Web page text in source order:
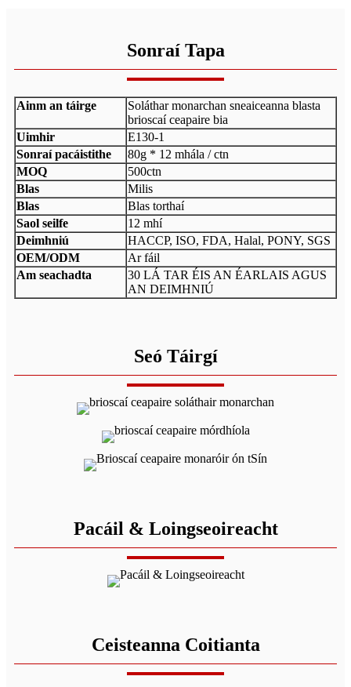
Sonraí Tapa
Ainm an táirge
Soláthar monarchan sneaiceanna blasta
brioscaí ceapaire bia
Uimhir
E130-1
Sonraí pacáistithe
80g * 12 mhála / ctn
MOQ
500ctn
Blas
Milis
Blas
Blas torthaí
Saol seilfe
12 mhí
Deimhniú
HACCP, ISO, FDA, Halal, PONY, SGS
OEM/ODM
Ar fáil
Am seachadta
30 LÁ TAR ÉIS AN ÉARLAIS AGUS
AN DEIMHNIÚ
Seó Táirgí
Pacáil & Loingseoireacht
Ceisteanna Coitianta